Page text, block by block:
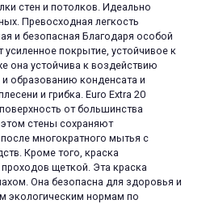
стен и потолков. Идеально
Превосходная легкость
и безопасная Благодаря особой
усиленное покрытие, устойчивое к
она устойчива к воздействию
образованию конденсата и
и грибка. Euro Extra 20
от большинства
стены сохраняют
многократного мытья с
Кроме того, краска
щеткой. Эта краска
Она безопасна для здоровья и
экологическим нормам по
раз в 2 недели